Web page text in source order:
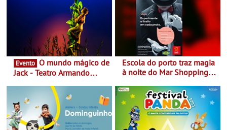
Evento
Jack - Teatro Armando
Escola do porto traz magia
à noite do Mar Shopping
29 de abril, às 21h00